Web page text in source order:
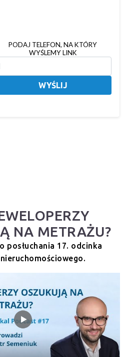
PODAJ TELEFON, NA KTÓRY
WYŚLEMY LINK
WYŚLIJ
NA METRAŻU?
posłuchania 17. odcinka